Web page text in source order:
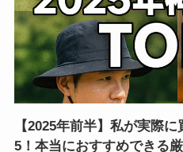
【2025年前半】私が実際
5！本当におすすめできる